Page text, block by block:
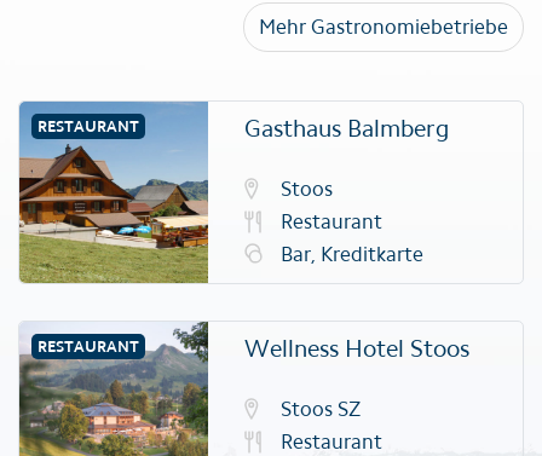
Mehr Gastronomiebetriebe
RESTAURANT Gasthaus Balmberg
Stoos
Restaurant
Bar, Kreditkarte
RESTAURANT Wellness Hotel Stoos
Stoos SZ
Restaurant